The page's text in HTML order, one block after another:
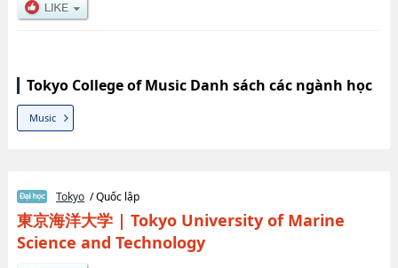
Tokyo College of Music Danh sách các ngành học
Music
Tokyo / Quốc lập
東京海洋大学| Tokyo University of Marine
Science and Technology